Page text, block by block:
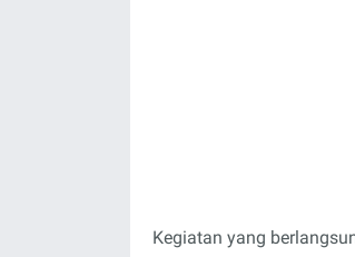
Kegiatan yang